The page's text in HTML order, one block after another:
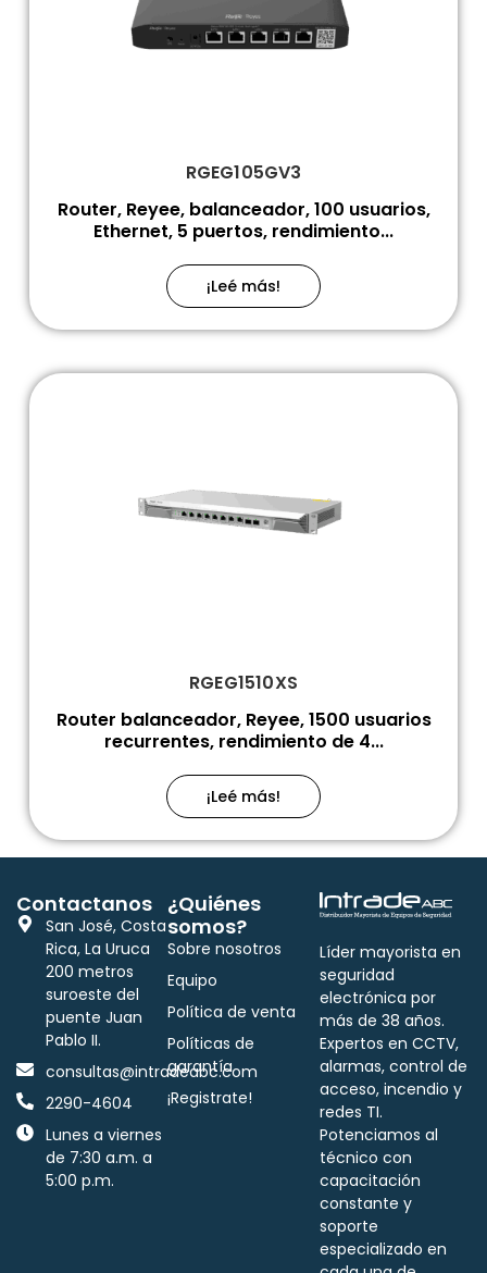
RGEG105GV3
Router, Reyee, balanceador, 100 usuarios,
Ethernet, 5 puertos, rendimiento...
¡Leé más!
RGEG1510XS
Router balanceador, Reyee, 1500 usuarios
recurrentes, rendimiento de 4...
¡Leé más!
Líder mayorista en
seguridad
electrónica por
más de 38 años.
Expertos en CCTV,
alarmas, control de
acceso, incendio y
redes TI.
Potenciamos al
técnico con
capacitación
constante y
soporte
especializado en
¿Quiénes
somos?
Sobre nosotros
Equipo
Política de venta
Políticas de
garantía
¡Registrate!
Contactanos
San José, Costa
Rica, La Uruca
200 metros
suroeste del
puente Juan
Pablo II.
consultas@intradeabc.com
2290-4604
Lunes a viernes
de 7:30 a.m. a
5:00 p.m.